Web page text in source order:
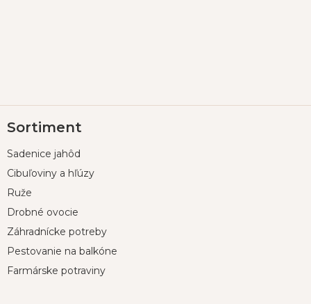
á
ä
Sortiment
Sadenice jahôd
Cibuľoviny a hľúzy
Ruže
Drobné ovocie
Záhradnícke potreby
Pestovanie na balkóne
Farmárske potraviny